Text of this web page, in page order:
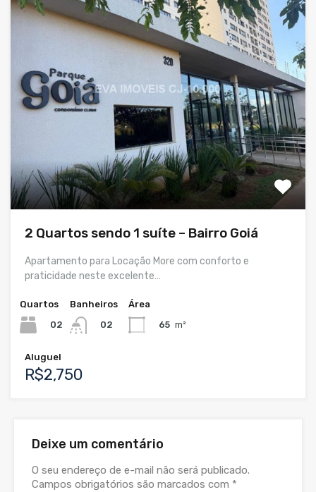
2 Quartos sendo 1 suíte – Bairro Goiá
Apartamento para Locação More com conforto e
praticidade neste excelente…
Quartos
02
Banheiros
02
Área
65 m²
Aluguel
R$2,750
Deixe um comentário
O seu endereço de e-mail não será publicado.
Campos obrigatórios são marcados com *